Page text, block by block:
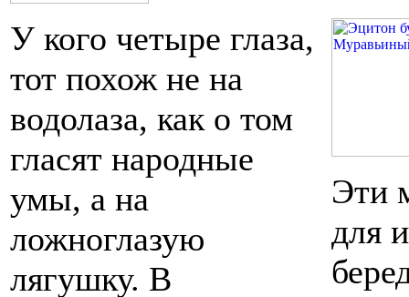
У кого четыре глаза,
тот похож не на
водолаза, как о том
гласят народные
умы, а на
ложноглазую
лягушку. В
Эти
для